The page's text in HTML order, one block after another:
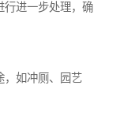
进一步处理，确
如冲厕、园艺